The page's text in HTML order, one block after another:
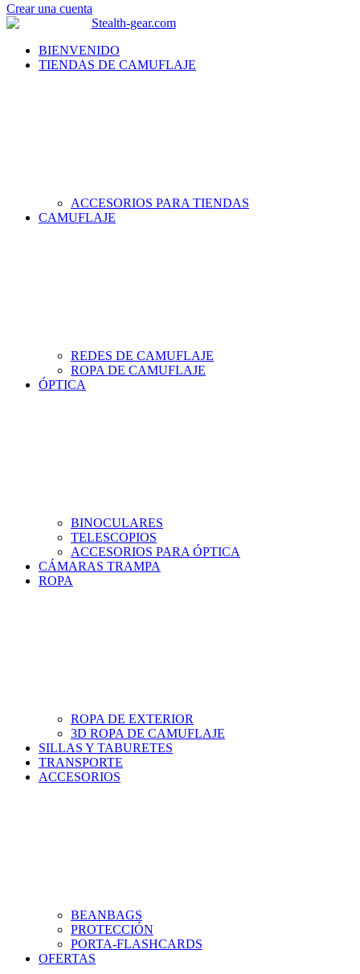
Crear una cuenta
BIENVENIDO
TIENDAS DE CAMUFLAJE
ACCESORIOS PARA TIENDAS
CAMUFLAJE
REDES DE CAMUFLAJE
ROPA DE CAMUFLAJE
ÓPTICA
BINOCULARES
TELESCOPIOS
ACCESORIOS PARA ÓPTICA
CÁMARAS TRAMPA
ROPA
ROPA DE EXTERIOR
3D ROPA DE CAMUFLAJE
SILLAS Y TABURETES
TRANSPORTE
ACCESORIOS
BEANBAGS
PROTECCIÓN
PORTA-FLASHCARDS
OFERTAS